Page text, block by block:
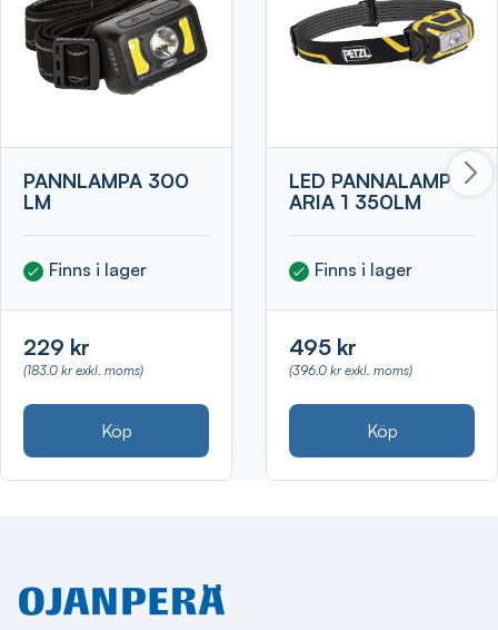
PANNLAMPA 300
LM
Finns i lager
229 kr
(183.0 kr exkl. moms)
Köp
LED PANNALAMP
ARIA 1 350LM
Finns i lager
495 kr
(396.0 kr exkl. moms)
Köp